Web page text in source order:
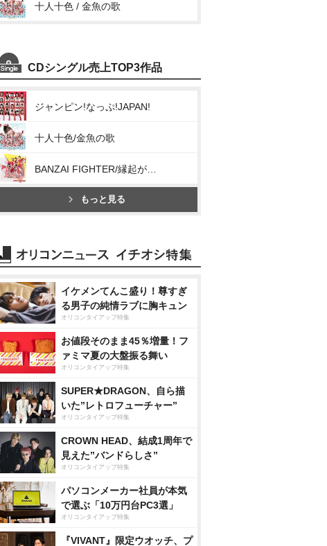
十人十色 / 金魚の歌
CDシングル売上TOP3作品
ジャンピン!なっぷ!JAPAN!
十人十色/金魚の歌
もっと見る
イケメンてんこ盛り！尊すぎ
る男子の純情ラブに胸キュン
オリコンタイアップ特集
お値段そのまま45％増量！フ
ァミマ夏の大盤振る舞い
オリコンタイアップ特集
SUPER★DRAGON、自ら描
いた”レトロフューチャー”
オリコンタイアップ特集
CROWN HEAD、結成1周年で
見えた”バンドらしさ”
オリコンタイアップ特集
パソコンメーカー社員が本気
で選ぶ「10万円台PC3選」
オリコンタイアップ特集
『VIVANT』限定ウオッチ、プ